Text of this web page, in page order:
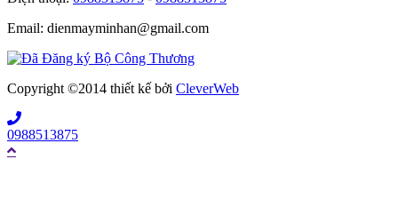
Email: dienmayminhan@gmail.com
Copyright ©2014 thiết kế bởi CleverWeb
0988513875